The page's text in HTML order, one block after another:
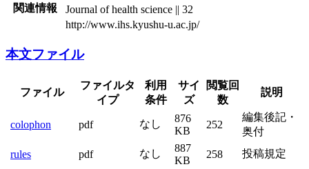
関連情報
Journal of health science || 32
http://www.ihs.kyushu-u.ac.jp/
本文ファイル
ファイル
ファイル
タイプ
利用
条件
サイ
ズ
閲覧
回数
説明
colophon pdf なし
876
KB
252
編集後記・
奥付
pdf なし
887
KB
258 投稿規定